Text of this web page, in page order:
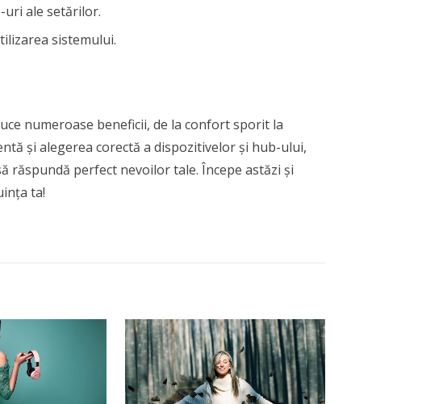
uri ale setărilor.
sistemului.
numeroase beneficii, de la confort sporit la
și alegerea corectă a dispozitivelor și hub-ului,
perfect nevoilor tale. Începe astăzi și
ta!